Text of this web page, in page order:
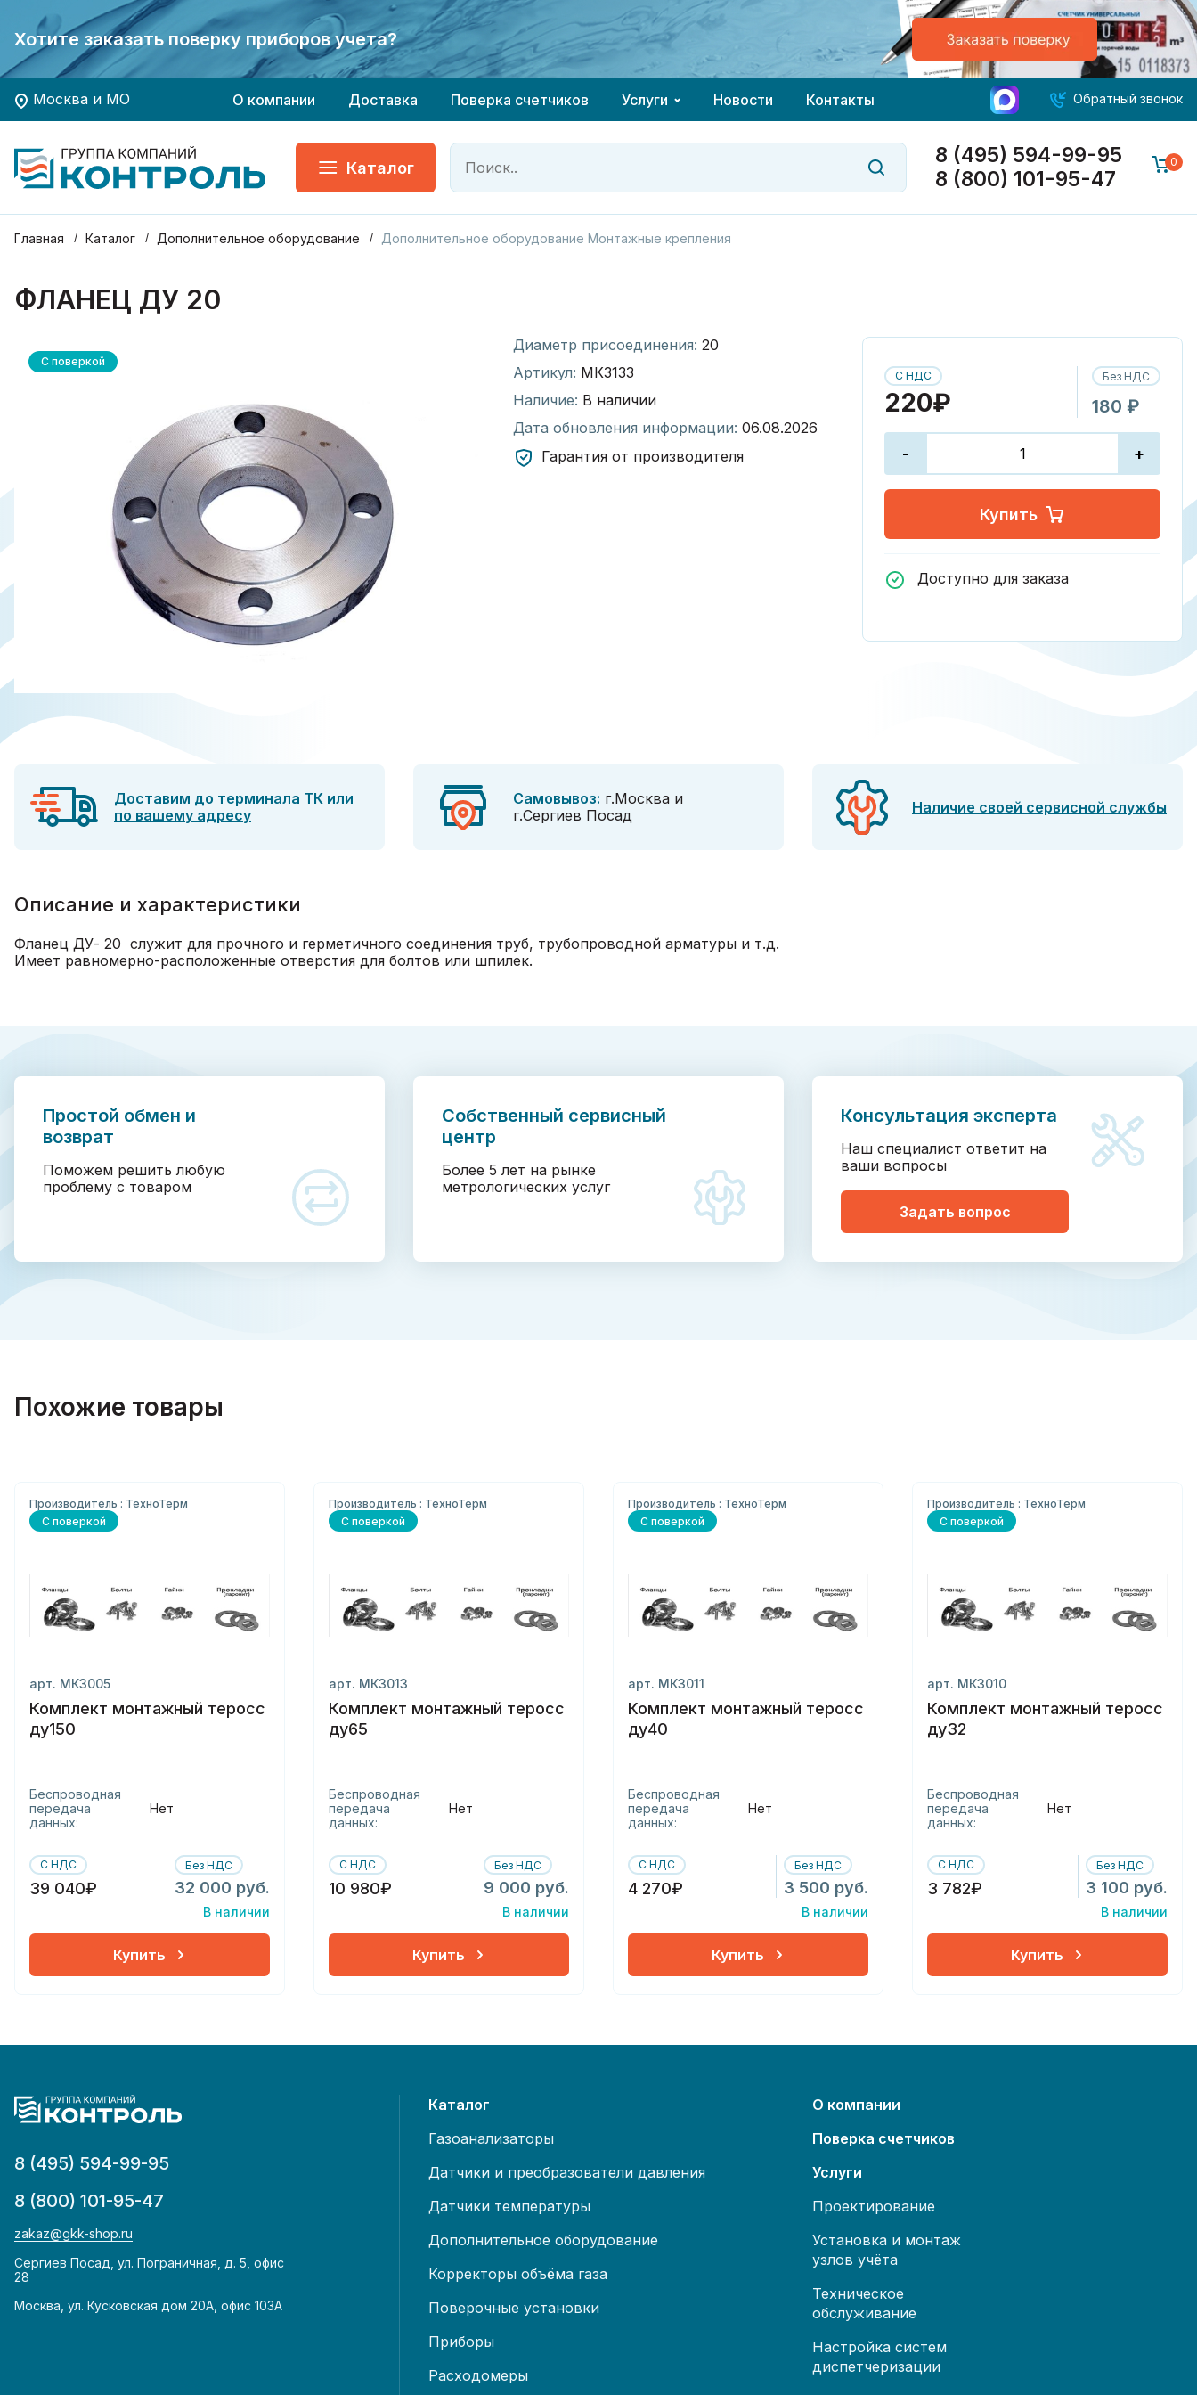
Экономьте время и деньги - заказывайте оборудование у компании ГК КОНТРОЛЬ
ГК КОНТРОЛЬ - Ваш надёжный партнёр
Хотите заказать поверку приборов учета?
Экономьте время и деньги - заказывайте оборудование у компании ГК КОНТРОЛЬ
ГК КОНТРОЛЬ - Ваш надёжный партнёр
Хотите заказать поверку приборов учета?
Москва и МО О компании Доставка Поверка счетчиков Услуги Новости Контакты Обратный звонок
Каталог
8 (495) 594-99-95
8 (800) 101-95-47
0
Главная Каталог Дополнительное оборудование Дополнительное оборудование Монтажные крепления
ФЛАНЕЦ ДУ 20
С поверкой
Диаметр присоединения: 20
Артикул: МК3133
Наличие: В наличии
Дата обновления информации: 06.08.2026
Гарантия от производителя
С НДС
220₽
Без НДС
180 ₽
- +
Купить
Доступно для заказа
Доставим до терминала ТК или
по вашему адресу
Самовывоз: г.Москва и
г.Сергиев Посад
Наличие своей сервисной службы
Описание и характеристики
Фланец ДУ- 20 служит для прочного и герметичного соединения труб, трубопроводной арматуры и т.д.
Имеет равномерно-расположенные отверстия для болтов или шпилек.
Простой обмен и
возврат
Поможем решить любую
проблему с товаром
Собственный сервисный
центр
Более 5 лет на рынке
метрологических услуг
Консультация эксперта
Наш специалист ответит на
ваши вопросы
Задать вопрос
Похожие товары
Производитель : ТехноТерм
С поверкой
арт. МК3005
Комплект монтажный теросс
ду150
Беспроводная
передача
данных:
Нет
С НДС
39 040₽
Без НДС
32 000 руб.
В наличии
Купить
Производитель : ТехноТерм
С поверкой
арт. МК3013
Комплект монтажный теросс
ду65
Беспроводная
передача
данных:
Нет
С НДС
10 980₽
Без НДС
9 000 руб.
В наличии
Купить
Производитель : ТехноТерм
С поверкой
арт. МК3011
Комплект монтажный теросс
ду40
Беспроводная
передача
данных:
Нет
С НДС
4 270₽
Без НДС
3 500 руб.
В наличии
Купить
Производитель : ТехноТерм
С поверкой
арт. МК3010
Комплект монтажный теросс
ду32
Беспроводная
передача
данных:
Нет
С НДС
3 782₽
Без НДС
3 100 руб.
В наличии
Купить
8 (495) 594-99-95
8 (800) 101-95-47
zakaz@gkk-shop.ru
Сергиев Посад, ул. Пограничная, д. 5, офис
28
Москва, ул. Кусковская дом 20А, офис 103А
Каталог
Газоанализаторы
Датчики и преобразователи давления
Датчики температуры
Дополнительное оборудование
Корректоры объёма газа
Поверочные установки
Приборы
Расходомеры
О компании
Поверка счетчиков
Услуги
Проектирование
Установка и монтаж
узлов учёта
Техническое
обслуживание
Настройка систем
диспетчеризации